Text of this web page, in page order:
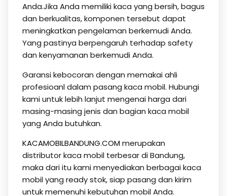
Anda.Jika Anda memiliki kaca yang bersih, bagus
dan berkualitas, komponen tersebut dapat
meningkatkan pengelaman berkemudi Anda.
Yang pastinya berpengaruh terhadap safety
dan kenyamanan berkemudi Anda.
Garansi kebocoran dengan memakai ahli
profesioanl dalam pasang kaca mobil. Hubungi
kami untuk lebih lanjut mengenai harga dari
masing-masing jenis dan bagian kaca mobil
yang Anda butuhkan.
KACAMOBILBANDUNG.COM merupakan
distributor kaca mobil terbesar di Bandung,
maka dari itu kami menyediakan berbagai kaca
mobil yang ready stok, siap pasang dan kirim
untuk memenuhi kebutuhan mobil Anda.